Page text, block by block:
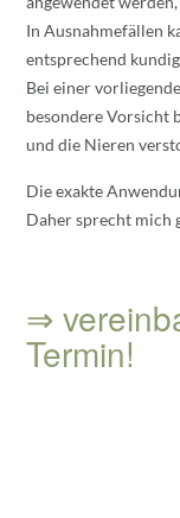
In Ausnahmefällen
entsprechend
Bei einer
besondere Vorsicht
und die Nieren
Die exakte
Daher sprecht mich
⇒
Termin!